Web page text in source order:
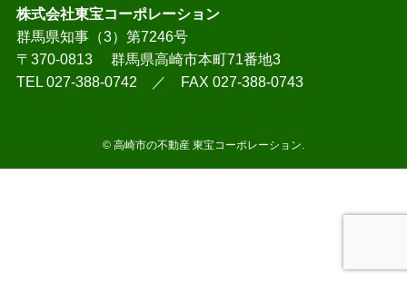
株式会社東宝コーポレーション
群馬県知事（3）第7246号
〒370-0813 群馬県高崎市本町71番地3
TEL 027-388-0742 ／ FAX 027-388-0743
© 高崎市の不動産 東宝コーポレーション.